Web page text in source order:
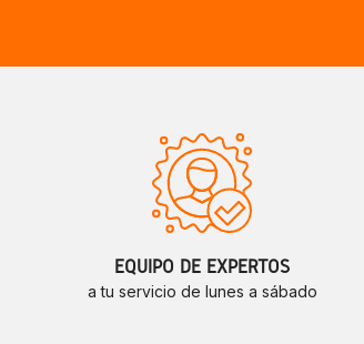
EQUIPO DE EXPERTOS
a tu servicio de lunes a sábado